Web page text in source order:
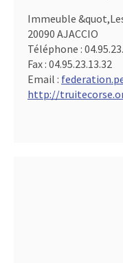
Immeuble
20090 AJACCIO
Téléphone :
Fax : 04.95.23.13.32
Email :
http://